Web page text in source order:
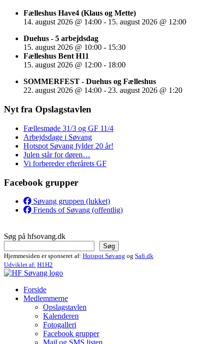
Fælleshus Have4 (Klaus og Mette)
14. august 2026 @ 14:00 - 15. august 2026 @ 12:00
Duehus - 5 arbejdsdag
15. august 2026 @ 10:00 - 15:30
Fælleshus Bent H11
15. august 2026 @ 12:00 - 18:00
SOMMERFEST - Duehus og Fælleshus
22. august 2026 @ 14:00 - 23. august 2026 @ 1:20
Nyt fra Opslagstavlen
Fællesmøde 31/3 og GF 11/4
Arbejdsdage i Søvang
Hotspot Søvang fylder 20 år!
Julen står for døren…
Vi forbereder efterårets GF
Facebook grupper
Søvang gruppen (lukket)
Friends of Søvang (offentlig)
Søg på hfsovang.dk
Søg
Hjemmesiden er sponseret af: Hotspot Søvang og Safi.dk
Udviklet af: H1H2
Forside
Medlemmerne
Opslagstavlen
Kalenderen
Fotogalleri
Facebook grupper